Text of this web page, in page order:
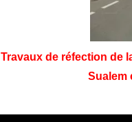
Travaux de réfection de
Sualem